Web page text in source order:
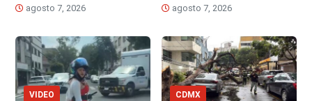
agosto 7, 2026 agosto 7, 2026
VIDEO CDMX